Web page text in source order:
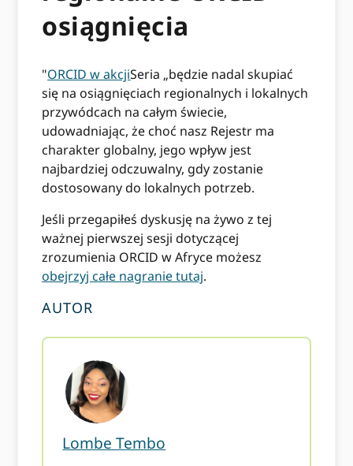
osiągnięcia
"ORCID w akcjiSeria „będzie nadal skupiać
się na osiągnięciach regionalnych i lokalnych
przywódcach na całym świecie,
udowadniając, że choć nasz Rejestr ma
charakter globalny, jego wpływ jest
najbardziej odczuwalny, gdy zostanie
dostosowany do lokalnych potrzeb.
Jeśli przegapiłeś dyskusję na żywo z tej
ważnej pierwszej sesji dotyczącej
zrozumienia ORCID w Afryce możesz
obejrzyj całe nagranie tutaj.
AUTOR
Lombe Tembo